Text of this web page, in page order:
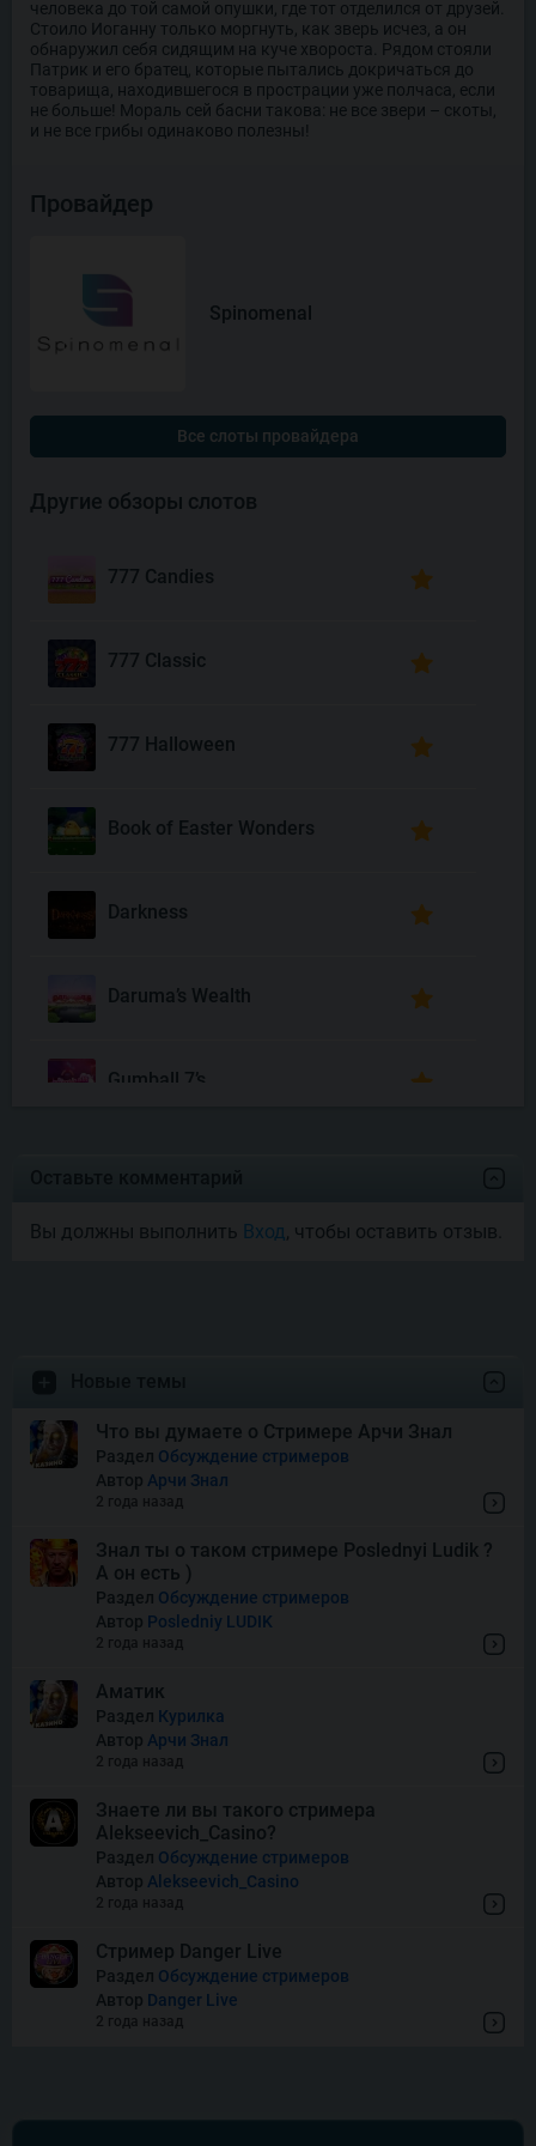
человека до той самой опушки, где тот отделился от друзей.
Стоило Иоганну только моргнуть, как зверь исчез, а он
обнаружил себя сидящим на куче хвороста. Рядом стояли
Патрик и его братец, которые пытались докричаться до
товарища, находившегося в прострации уже полчаса, если
не больше! Мораль сей басни такова: не все звери – скоты,
и не все грибы одинаково полезны!
Провайдер
Spinomenal
Все слоты провайдера
Другие обзоры слотов
777 Candies
777 Classic
777 Halloween
Book of Easter Wonders
Darkness
Daruma’s Wealth
Gumball 7’s
Money Mariachi Infinity
Snake’s Gold Dream Drop
Squish
Thor of Asgard
Wishes
Вы должны выполнить Вход, чтобы оставить отзыв.
Что вы думаете о Стримере Арчи Знал
Раздел Обсуждение стримеров
Автор Арчи Знал
2 года назад
Знал ты о таком стримере Poslednyi Ludik ?
А он есть )
Раздел Обсуждение стримеров
Автор Posledniy LUDIK
2 года назад
Аматик
Раздел Курилка
Автор Арчи Знал
2 года назад
Знаете ли вы такого стримера
Alekseevich_Casino?
Раздел Обсуждение стримеров
Автор Alekseevich_Casino
2 года назад
Стример Danger Live
Раздел Обсуждение стримеров
Автор Danger Live
2 года назад